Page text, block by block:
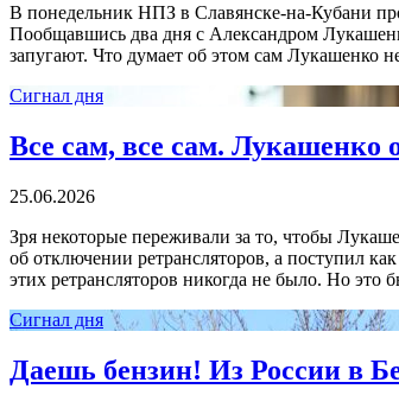
В понедельник НПЗ в Славянске-на-Кубани
Пообщавшись два дня с Александром
запугают. Что думает об этом сам Лукашенко
Сигнал дня
Все сам, все сам. Лукашенко
25.06.2026
Зря некоторые переживали за то, чтобы
об отключении ретрансляторов, а поступил
этих ретрансляторов никогда не было. Но
Сигнал дня
Даешь бензин! Из России в